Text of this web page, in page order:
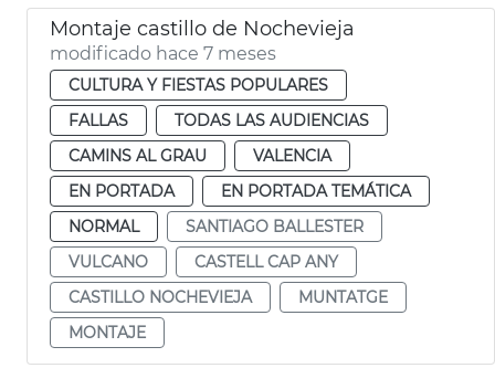
Montaje castillo de Nochevieja
modificado hace 7 meses
CULTURA Y FIESTAS POPULARES
FALLAS
TODAS LAS AUDIENCIAS
CAMINS AL GRAU
VALENCIA
EN PORTADA
EN PORTADA TEMÁTICA
NORMAL
SANTIAGO BALLESTER
VULCANO
CASTELL CAP ANY
CASTILLO NOCHEVIEJA
MUNTATGE
MONTAJE